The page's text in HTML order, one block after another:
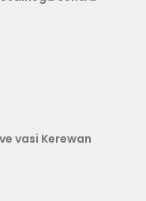
vasi Kerewan